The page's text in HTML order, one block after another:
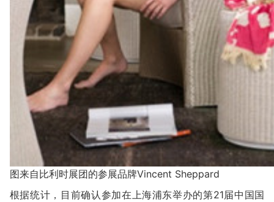
图来自比利时展团的参展品牌Vincent Sheppard
根据统计，目前确认参加在上海浦东举办的第21届中国国